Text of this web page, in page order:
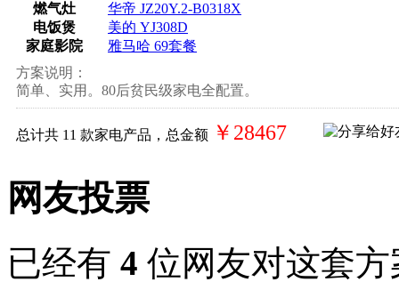
燃气灶
华帝 JZ20Y.2-B0318X
电饭煲
美的 YJ308D
家庭影院
雅马哈 69套餐
方案说明：
简单、实用。80后贫民级家电全配置。
总计共 11 款家电产品，总金额 ￥28467
网友投票
已经有 4 位网友对这套